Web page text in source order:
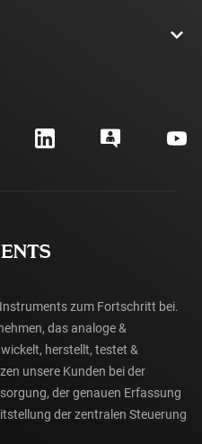
zum Fortschritt bei.
das analoge &
herstellt, testet &
unsere Kunden bei der
der genauen Erfassung
der zentralen Steuerung